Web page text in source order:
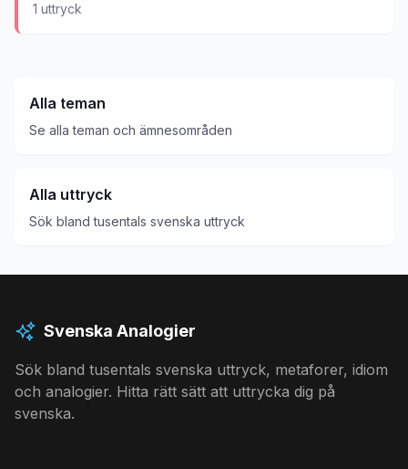
1 uttryck
Alla teman
Se alla teman och ämnesområden
Alla uttryck
Sök bland tusentals svenska uttryck
Svenska Analogier
Sök bland tusentals svenska uttryck, metaforer, idiom
och analogier. Hitta rätt sätt att uttrycka dig på
svenska.